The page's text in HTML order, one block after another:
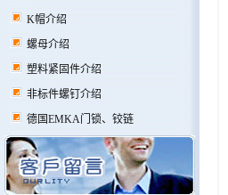
K帽介绍
螺母介绍
塑料紧固件介绍
非标件螺钉介绍
德国EMKA门锁、铰链